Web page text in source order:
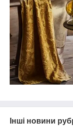
Інші новини